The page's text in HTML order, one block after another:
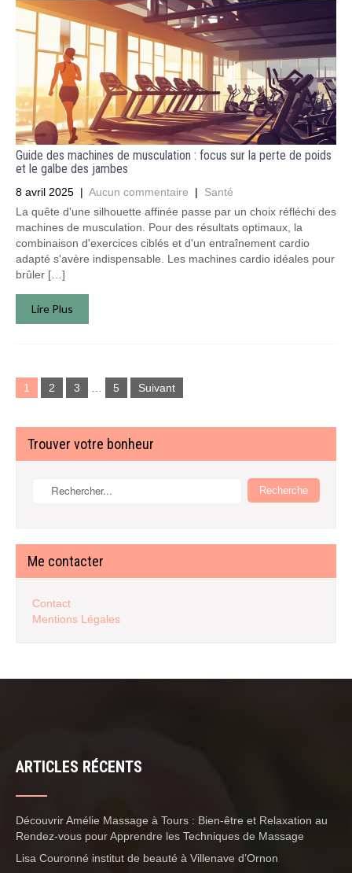
Guide des machines de musculation : focus sur la perte de poids
et le galbe des jambes
8 avril 2025 | Aucun commentaire | Santé
La quête d'une silhouette affinée passe par un choix réfléchi des
machines de musculation. Pour des résultats optimaux, la
combinaison d'exercices ciblés et d'un entraînement cardio
adapté s'avère indispensable. Les machines cardio idéales pour
brûler […]
Lire Plus
des
1 2 3 5 Suivant
Trouver votre bonheur
Me contacter
Contact
Mentions Légales
ARTICLES RÉCENTS
Découvrir Amélie Massage à Tours : Bien-être et Relaxation au
Rendez-vous pour Apprendre les Techniques de Massage
Lisa Couronné institut de beauté à Villenave d’Ornon